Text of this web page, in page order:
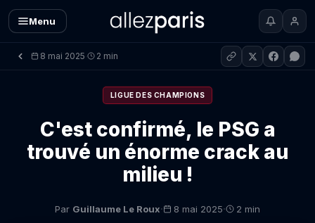
Menu
8 mai 2025· 2 min
LIGUE DES CHAMPIONS
C'est confirmé, le PSG a
trouvé un énorme crack au
milieu !
Par Guillaume Le Roux· 8 mai 2025· 2 min